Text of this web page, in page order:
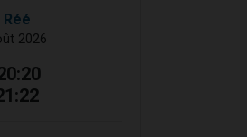
Réé
2026